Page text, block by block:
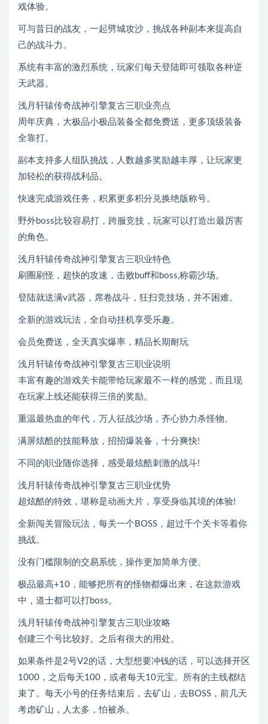
戏体验。
可与昔日的战友，一起劈城攻沙，挑战各种副本来提高自
己的战斗力。
系统有丰富的激烈系统，玩家们每天登陆即可领取各种逆
天武器。
浅月轩辕传奇战神引擎复古三职业亮点
周年庆典，大极品小极品装备全都免费送，更多顶级装备
全靠打。
副本支持多人组队挑战，人数越多奖励越丰厚，让玩家更
加轻松的获得战利品。
快速完成游戏任务，积累更多积分兑换绝版称号。
野外boss比较容易打，跨服竞技，玩家可以打造出最厉害
的角色。
浅月轩辕传奇战神引擎复古三职业特色
刷圈刷怪，超快的攻速，击败buff和boss,称霸沙场。
登陆就送满v武器，席卷战斗，狂扫竞技场，并不困难。
全新的游戏玩法，全自动挂机享受乐趣。
会员免费送，全天真实爆率，精品长期耐玩
浅月轩辕传奇战神引擎复古三职业说明
丰富有趣的游戏关卡能带给玩家最不一样的感觉，而且现
在玩家上线还能获得三倍的奖励。
重温最热血的年代，万人征战沙场，齐心协力杀怪物。
满屏炫酷的技能释放，招招爆装备，十分爽快!
不同的职业随你选择，感受最炫酷刺激的战斗!
浅月轩辕传奇战神引擎复古三职业优势
超炫酷的特效，堪称是动画大片，享受身临其境的体验!
全新闯关冒险玩法，每关一个BOSS，超过千个关卡等着你
挑战。
没有门槛限制的交易系统，操作更加简单方便。
极品最高+10，能够把所有的怪物都爆出来，在这款游戏
中，道士都可以打boss。
浅月轩辕传奇战神引擎复古三职业攻略
创建三个号比较好。之后有很大的用处。
如果条件是2号V2的话，大型想要冲钱的话，可以选择开区
1000，之后每天100，或者每天10元宝。所有的主线都结
束了。每天小号的任务结束后，去矿山，去BOSS，前几天
考虑矿山，人太多，怕被杀。